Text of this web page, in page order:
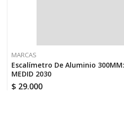
MARCAS
Escalímetro De Aluminio
MEDID 2030
$ 29.000